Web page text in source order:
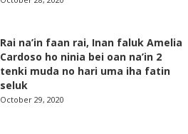
Rai na’in faan rai, Inan faluk Amelia
Cardoso ho ninia bei oan na’in 2
tenki muda no hari uma iha fatin
seluk
October 29, 2020